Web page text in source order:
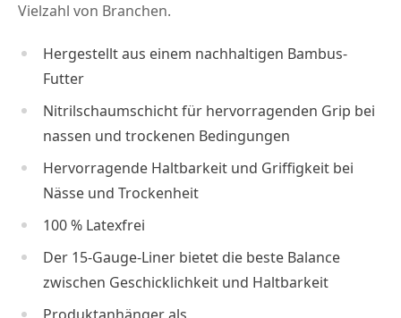
Vielzahl von Branchen.
Hergestellt aus einem nachhaltigen Bambus-
Futter
Nitrilschaumschicht für hervorragenden Grip bei
nassen und trockenen Bedingungen
Hervorragende Haltbarkeit und Griffigkeit bei
Nässe und Trockenheit
100 % Latexfrei
Der 15-Gauge-Liner bietet die beste Balance
zwischen Geschicklichkeit und Haltbarkeit